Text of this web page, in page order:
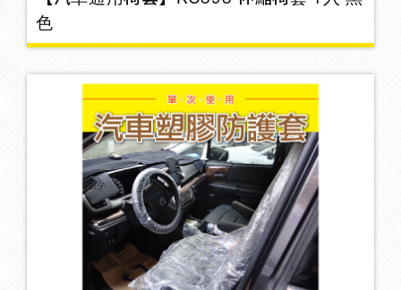
色
保養劑/補胎劑 2
反光片/貼紙26
車外絡鏡/藍鏡